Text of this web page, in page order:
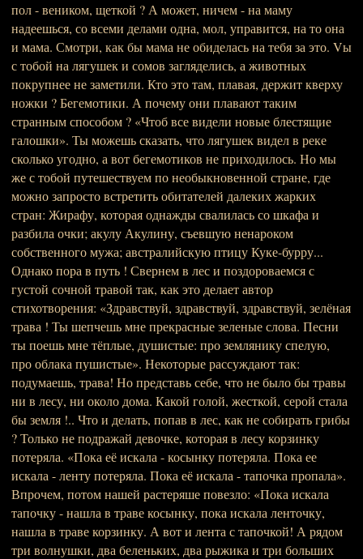
пол - веником, щеткой ? А может, ничем - на маму
надеешься, со всеми делами одна, мол, управится, на то она
и мама. Смотри, как бы мама не обиделась на тебя за это. Vы
с тобой на лягушек и сомов загляделись, а животных
покрупнее не заметили. Кто это там, плавая, держит кверху
ножки ? Бегемотики. А почему они плавают таким
странным способом ? «Чтоб все видели новые блестящие
галошки». Ты можешь сказать, что лягушек видел в реке
сколько угодно, а вот бегемотиков не приходилось. Но мы
же с тобой путешествуем по необыкновенной стране, где
можно запросто встретить обитателей далеких жарких
стран: Жирафу, которая однажды свалилась со шкафа и
разбила очки; акулу Акулину, съевшую ненароком
собственного мужа; австралийскую птицу Куке-бурру...
Однако пора в путь ! Свернем в лес и поздороваемся с
густой сочной травой так, как это делает автор
стихотворения: «Здравствуй, здравствуй, здравствуй, зелёная
трава ! Ты шепчешь мне прекрасные зеленые слова. Песни
ты поешь мне тёплые, душистые: про землянику спелую,
про облака пушистые». Некоторые рассуждают так:
подумаешь, трава! Но представь себе, что не было бы травы
ни в лесу, ни около дома. Какой голой, жесткой, серой стала
бы земля !.. Что и делать, попав в лес, как не собирать грибы
? Только не подражай девочке, которая в лесу корзинку
потеряла. «Пока её искала - косынку потеряла. Пока ее
искала - ленту потеряла. Пока её искала - тапочка пропала».
Впрочем, потом нашей растеряше повезло: «Пока искала
тапочку - нашла в траве косынку, пока искала ленточку,
нашла в траве корзинку. А вот и лента с тапочкой! А рядом
три волнушки, два беленьких, два рыжика и три больших